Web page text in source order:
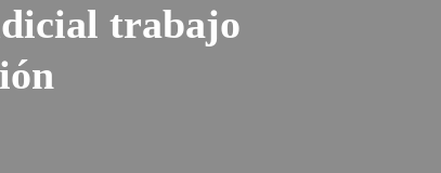
trabajo